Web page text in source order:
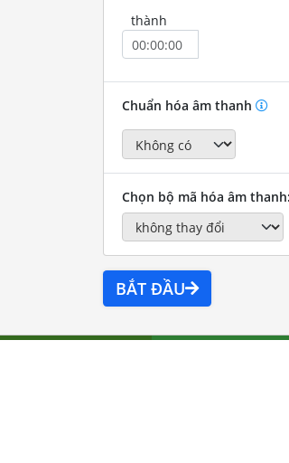
thành
Chuẩn hóa âm thanh
Chọn bộ mã hóa âm thanh:
BẮT ĐẦU